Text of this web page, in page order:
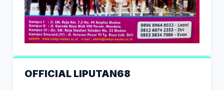
OFFICIAL LIPUTAN68